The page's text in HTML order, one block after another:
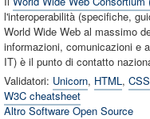
l'interoperabilità (specifiche,
World Wide Web al massimo
informazioni, comunicazioni e
IT) è il punto di contatto
Validatori: Unicorn, HTML, CSS
W3C cheatsheet
Altro Software Open Source